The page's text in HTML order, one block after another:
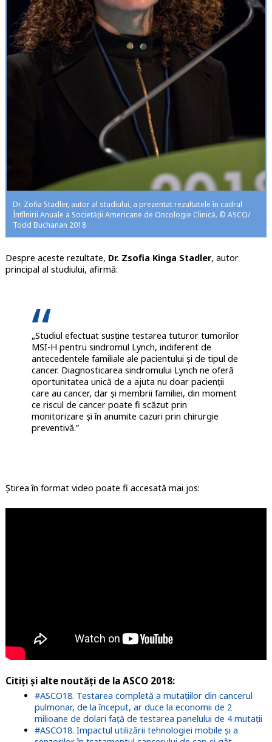
Dr. Zofia Stadler, autor al studiului, a prezentat rezultatele în cadrul
Întîlnirii Anuale a Societății Americane de Oncologie Clinică. © ASCO/
Todd Buchanan 2018
Despre aceste rezultate, Dr. Zsofia Kinga Stadler, autor
principal al studiului, afirmă:
„Studiul efectuat susține testarea tuturor tumorilor
MSI-H pentru sindromul Lynch, indiferent de
antecedentele familiale ale pacientului și de tipul de
cancer. Diagnosticarea sindromului Lynch ne oferă
oportunitatea unică de a ajuta nu doar pacienții
care au cancer, dar și membrii familiei, din moment
ce riscul de cancer poate fi scăzut prin
monitorizare și în anumite cazuri prin chirurgie
preventivă.”
Știrea în format video poate fi accesată mai jos:
Citiți și alte noutăți de la ASCO 2018:
#ASCO18. Testarea completă a mutațiilor din cancerul
pulmonar, de la început, ar duce la economii de 2
milioane de dolari față de testarea panelului de 4 mutații
#ASCO18. Impactul utilizării tehnologiei mobile și a